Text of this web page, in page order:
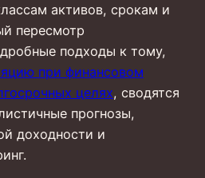
активов, срокам и
пересмотр
подходы к тому,
при финансовом
целях, сводятся
прогнозы,
доходности и